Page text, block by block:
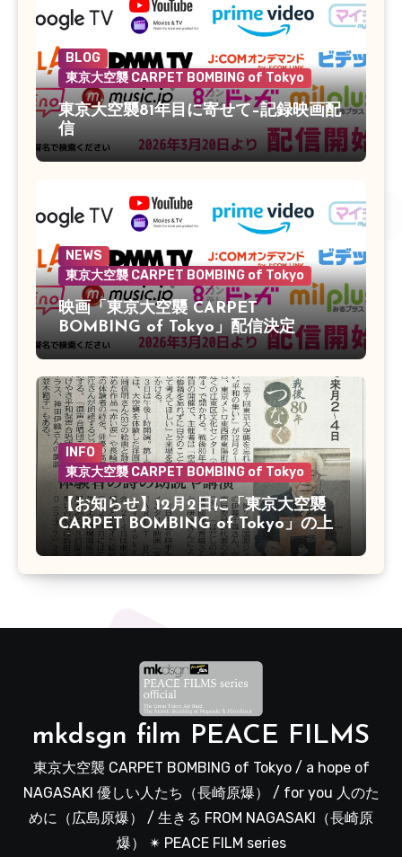
BLOG
東京大空襲 CARPET BOMBING of Tokyo
東京大空襲81年目に寄せて–記録映画配
信
NEWS
東京大空襲 CARPET BOMBING of Tokyo
映画「東京大空襲 CARPET
BOMBING of Tokyo」配信決定
INFO
東京大空襲 CARPET BOMBING of Tokyo
【お知らせ】12月2日に「東京大空襲
CARPET BOMBING of Tokyo」の上
映会があります
mkdsgn film PEACE FILMS
東京大空襲 CARPET BOMBING of Tokyo / a hope of
NAGASAKI 優しい人たち（長崎原爆） / for you 人のた
めに（広島原爆） / 生きる FROM NAGASAKI（長崎原
爆） ✴︎ PEACE FILM series